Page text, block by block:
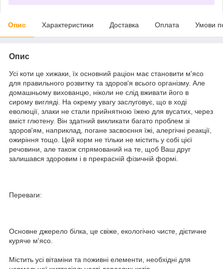
Опис Характеристики Доставка Оплата Умови
Опис
Усі коти це хижаки, їх основний раціон має становити м'ясо
для правильного розвитку та здоров'я всього організму. Але
домашньому вихованцю, ніколи не слід вживати його в
сирому вигляді. На окрему увагу заслуговує, що в ході
еволюції, злаки не стали прийнятною їжею для вусатих, через
вміст глютену. Він здатний викликати багато проблем зі
здоров'ям, наприклад, погане засвоєння їжі, алергічні реакції,
ожиріння тощо. Цей корм не тільки не містить у собі цієї
речовини, але також спрямований на те, щоб Ваш друг
залишався здоровим і в прекрасній фізичній формі.
Переваги:
Основне джерело білка, це свіже, екологічно чисте, дієтичне
куряче м'ясо.
Містить усі вітаміни та поживні елементи, необхідні для